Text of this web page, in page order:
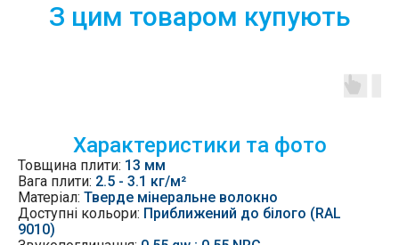
З цим товаром купують
Характеристики та фото
Товщина плити: 13 мм
Вага плити: 2.5 - 3.1 кг/м²
Матеріал: Тверде мінеральне волокно
Доступні кольори: Приближений до білого (RAL
9010)